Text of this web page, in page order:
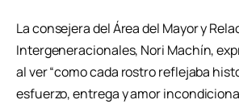
La consejera del Área del Mayor y
Intergeneracionales, Nori Machín,
al ver “como cada rostro reflejaba
esfuerzo, entrega y amor